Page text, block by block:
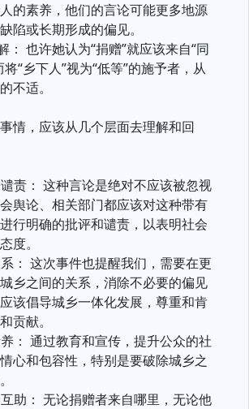
的素养，他们的言论可能更多地源
陷或长期形成的偏见。
： 也许她认为“捐赠”就应该来自“同
“乡下人”视为“低等”的施予者，从
不适。
情，应该从几个层面去理解和回
责： 这种言论是绝对不应该被忽视
舆论、相关部门都应该对这种带有
行明确的批评和谴责，以表明社会
度。
： 这次事件也提醒我们，需要在更
乡之间的关系，消除不必要的偏见
该倡导城乡一体化发展，尊重和肯
贡献。
： 通过教育和宣传，提升公众的社
心和包容性，特别是要破除城乡之
助： 无论捐赠者来自哪里，无论他